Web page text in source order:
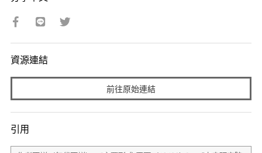
資源連結
前往原始連結
引用